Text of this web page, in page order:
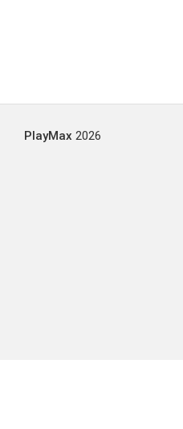
PlayMax 2026